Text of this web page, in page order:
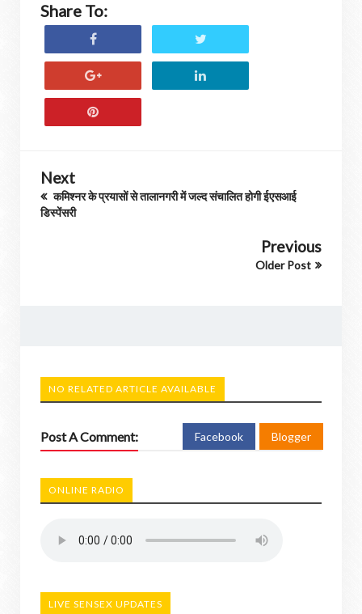
Share To:
Next
कमिश्नर के प्रयासों से तालानगरी में जल्द संचालित होगी ईएसआई
डिस्पेंसरी
Previous
Older Post
NO RELATED ARTICLE AVAILABLE
Post A Comment: Facebook Blogger
ONLINE RADIO
LIVE SENSEX UPDATES